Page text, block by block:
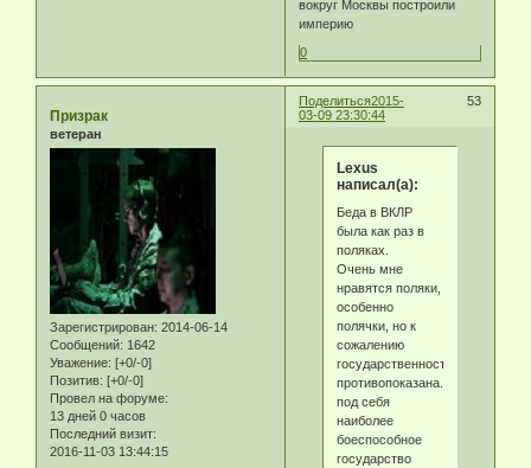
вокруг Москвы построили
империю
0
Поделиться 53
2015-
03-09 23:30:44
Призрак
ветеран
Зарегистрирован: 2014-06-14
Сообщений: 1642
Уважение: [+0/-0]
Позитив: [+0/-0]
Провел на форуме:
13 дней 0 часов
Последний визит:
2016-11-03 13:44:15
Lexus
написал(а):
Беда в ВКЛР
была как раз в
поляках.
Очень мне
нравятся поляки,
особенно
полячки, но к
сожалению
государственность
противопоказана.Подмяв
под себя
наиболее
боеспособное
государство